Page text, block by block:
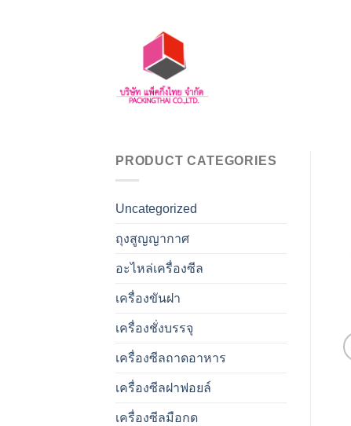
PRODUCT CATEGORIES
Uncategorized
ถุงสูญญากาศ
อะไหล่เครื่องซีล
เครื่องขันฝา
เครื่องชั่งบรรจุ
เครื่องซีลถาดอาหาร
เครื่องซีลฝาฟอยล์
เครื่องซีลมือกด